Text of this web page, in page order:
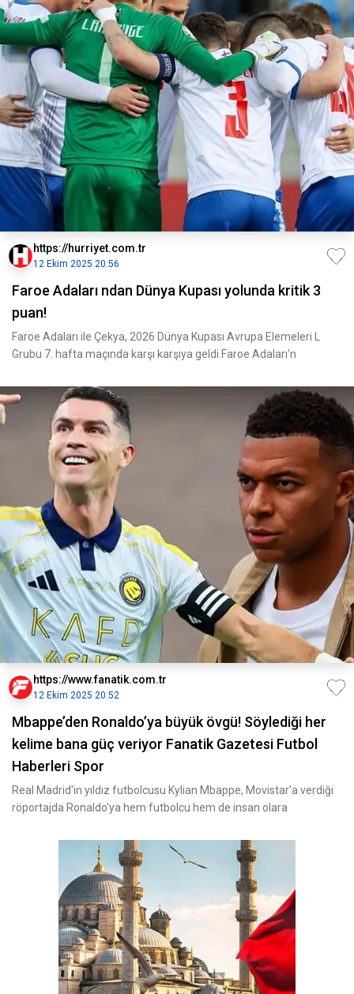
https://hurriyet.com.tr
12 Ekim 2025 20:56
Faroe Adaları ndan Dünya Kupası yolunda kritik 3
puan!
Faroe Adaları ile Çekya, 2026 Dünya Kupası Avrupa Elemeleri L
Grubu 7. hafta maçında karşı karşıya geldi.Faroe Adaları'n
https://www.fanatik.com.tr
12 Ekim 2025 20:52
Mbappe’den Ronaldo’ya büyük övgü! Söylediği her
kelime bana güç veriyor Fanatik Gazetesi Futbol
Haberleri Spor
Real Madrid'in yıldız futbolcusu Kylian Mbappe, Movistar'a verdiği
röportajda Ronaldo'ya hem futbolcu hem de insan olara